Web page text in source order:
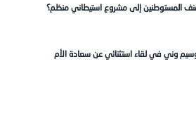
المستوطنين إلى مشروع استيطاني منظم؟
وني في لقاء استثنائي عن سعادة الأم